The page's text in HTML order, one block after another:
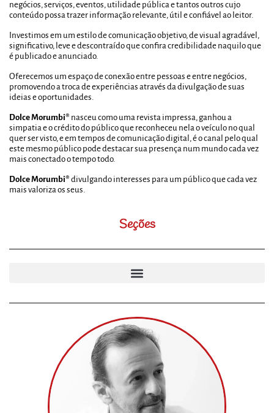
negócios, serviços, eventos, utilidade pública e tantos outros cujo
conteúdo possa trazer informação relevante, útil e confiável ao leitor.
Investimos em um estilo de comunicação objetivo, de visual agradável,
significativo, leve e descontraído que confira credibilidade naquilo que
é publicado e anunciado.
Oferecemos um espaço de conexão entre pessoas e entre negócios,
promovendo a troca de experiências através da divulgação de suas
ideias e oportunidades.
Dolce Morumbi® nasceu como uma revista impressa, ganhou a
simpatia e o crédito do público que reconheceu nela o veículo no qual
quer ser visto, e em tempos de comunicação digital, é o canal pelo qual
este mesmo público pode destacar sua presença num mundo cada vez
mais conectado o tempo todo.
Dolce Morumbi® divulgando interesses para um público que cada vez
mais valoriza os seus.
Seções